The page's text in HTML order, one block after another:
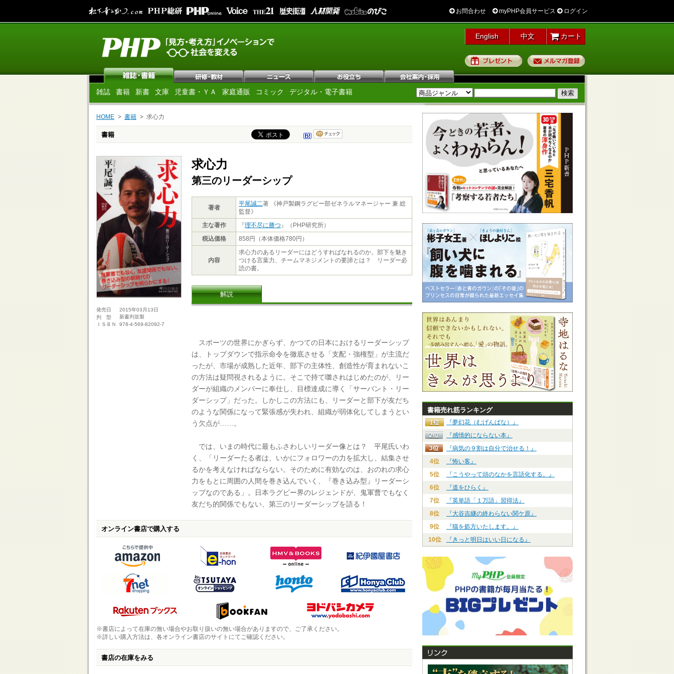
お問合わせ myPHP会員サービス ログイン
English 中文 カート
プレゼント
雑誌 書籍 新書 文庫 児童書・ＹＡ 家庭通販 コミック デジタル・電子書籍
HOME 書籍 求心力
書籍
発売日
2015年03月13日
判 型
新書判並製
ＩＳＢＮ
978-4-569-82092-7
求心力
第三のリーダーシップ
著者
平尾誠二著 《神戸製鋼ラグビー部ゼネラルマネージャー 兼 総
監督》
主な著作
『理不尽に勝つ 』（PHP研究所）
税込価格
858円（本体価格780円）
内容
求心力のあるリーダーにはどうすればなれるのか。部下を魅き
つける言葉力、チームマネジメントの要諦とは？ リーダー必
読の書。
解説
スポーツの世界にかぎらず、かつての日本におけるリーダーシップ
は、トップダウンで指示命令を徹底させる「支配・強権型」が主流だ
ったが、市場が成熟した近年、部下の主体性、創造性が育まれないこ
の方法は疑問視されるように。そこで持て囃されはじめたのが、リー
ダーが組織のメンバーに奉仕し、目標達成に導く「サーバント・リー
ダーシップ」だった。しかしこの方法にも、リーダーと部下が友だち
のような関係になって緊張感が失われ、組織が弱体化してしまうとい
う欠点が……。
では、いまの時代に最もふさわしいリーダー像とは？ 平尾氏いわ
く、「リーダーたる者は、いかにフォロワーの力を拡大し、結集させ
るかを考えなければならない。そのために有効なのは、おのれの求心
力をもとに周囲の人間を巻き込んでいく、『巻き込み型』リーダーシ
ップなのである」。日本ラグビー界のレジェンドが、鬼軍曹でもなく
友だち的関係でもない、第三のリーダーシップを語る！
オンライン書店で購入する
※書店によって在庫の無い場合やお取り扱いの無い場合がありますので、ご了承ください。
※詳しい購入方法は、各オンライン書店のサイトにてご確認ください。
書店の在庫をみる
書籍売れ筋ランキング
『夢幻花（むげんばな）』
『感情的にならない本』
『病気の９割は自分で治せる！』
4位
『怖い客』
5位
『こうやって頭のなかを言語化する。』
6位
『道をひらく』
7位
『英単語「１万語」習得法』
8位
『大谷吉継の終わらない関ケ原』
9位
『猫を処方いたします。』
10位
『きっと明日はいい日になる』